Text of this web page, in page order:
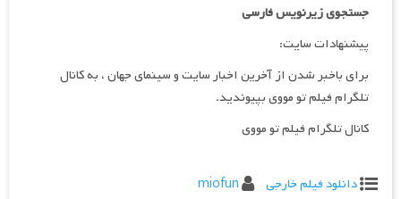
جستجوی زیرنویس فارسی
پیشنهادات سایت:
برای باخبر شدن از آخرین اخبار سایت و سینمای جهان ، به کانال
تلگرام فیلم تو مووی بپیوندید.
کانال تلگرام فیلم تو مووی
دانلود فیلم خارجی miofun